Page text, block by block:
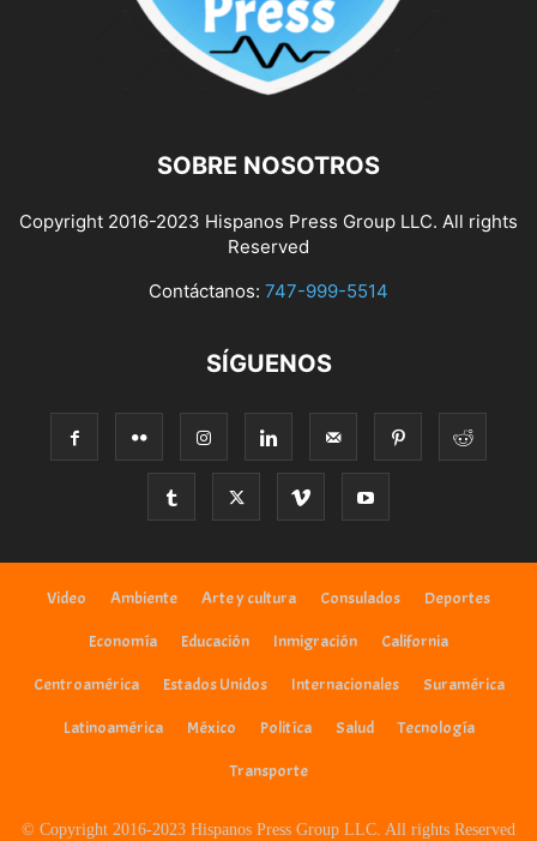
SOBRE NOSOTROS
Copyright 2016-2023 Hispanos Press Group LLC. All rights
Reserved
Contáctanos: 747-999-5514
SÍGUENOS
Video Ambiente Arte y cultura Consulados Deportes
Economía Educación Inmigración California
Centroamérica Estados Unidos Internacionales Suramérica
Latinoamérica México Politíca Salud Tecnología
Transporte
© Copyright 2016-2023 Hispanos Press Group LLC. All rights Reserved